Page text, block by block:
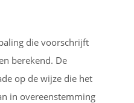
die voorschrijft
berekend. De
op de wijze die het
in overeenstemming